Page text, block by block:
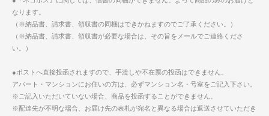
なります。
（※納品書、請求書、領収書の同梱はできかねますのでご了承ください。）
（※納品書、請求書、領収書が必要な場合は、その旨をメールでご連絡くださ
い。）
●ポストへ直接投函されますので、手渡しや不在票の投函はできません。
アパート・マンションにお住いの方は、必ずマンション名・号室をご記入下さい。
※ご記入いただいていない場合、商品を投函することができません。
※配達先が不明な場合、お届け先の表札が宛名と異なる場合は返送させていただき